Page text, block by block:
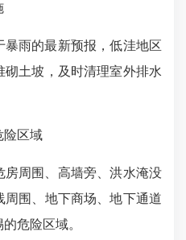
暴雨的最新预报，低洼地区
砌土坡，及时清理室外排水
险区域
房周围、高墙旁、洪水淹没
围、地下商场、地下通道
危险区域。